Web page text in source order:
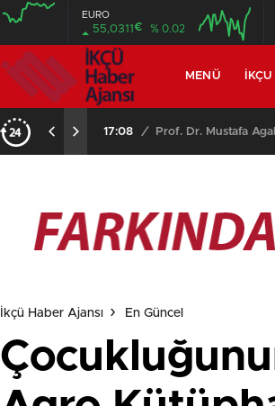
EURO
55,0311€ % 0.02
MENÜ İKÇU
17:08 / Prof. Dr. Mustafa
İkçü Haber Ajansı En Güncel